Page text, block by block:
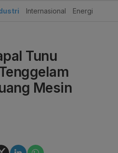
Internasional Energi
Tunu
Mesin